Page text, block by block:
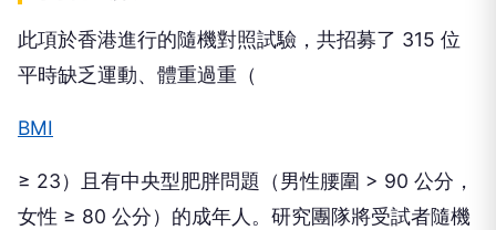
此項於香港進行的隨機對照試驗，共招募了 315 位
平時缺乏運動、體重過重（
BMI
≥ 23）且有中央型肥胖問題（男性腰圍 > 90 公分，
女性 ≥ 80 公分）的成年人。研究團隊將受試者隨機